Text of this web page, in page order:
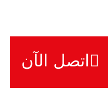
اتصل الآن